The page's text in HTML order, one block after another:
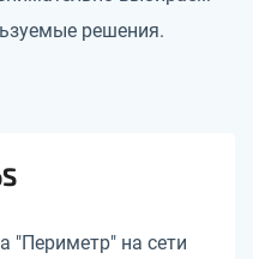
решения.
"Периметр" на сети